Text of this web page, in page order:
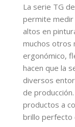
La serie TG
permite medir
altos en
muchos otros
ergonómico,
hacen que la
diversos
de
productos a
brillo perfecto